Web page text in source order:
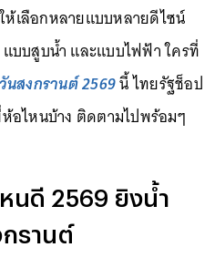
2569#
เลือกหลายแบบหลายดีไซน์
บบสูบน้ำ และแบบไฟฟ้า ใครที่
วันสงกรานต์ 2569นี้ ไทยรัฐช็อป
อไหนบ้าง ติดตามไปพร้อมๆ
นดี 2569 ยิงน้ำ
รานต์